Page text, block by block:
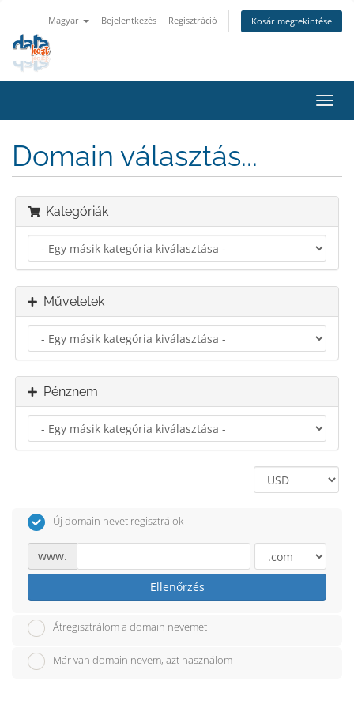
Magyar Bejelentkezés Regisztráció Kosár megtekintése
a
Domain választás...
Kategóriák
Műveletek
Pénznem
Új domain nevet regisztrálok
www.
Ellenőrzés
Átregisztrálom a domain nevemet
Már van domain nevem, azt használom